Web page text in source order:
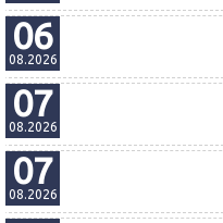
SpiderMan: Całkiem
g. 19:15, Lubin
06
08.2026
Ojczyzna
g. 19:30, Lubin
07
08.2026
Psi Patrol i dinozaury
g. 11:45, Lubin
07
08.2026